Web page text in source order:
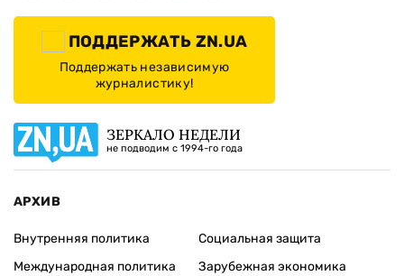
ПОДДЕРЖАТЬ ZN.UA
Поддержать независимую
журналистику!
ЗЕРКАЛО НЕДЕЛИ
не подводим с 1994-го года
АРХИВ
Внутренняя политика
Международная политика
Социальная защита
Зарубежная экономика